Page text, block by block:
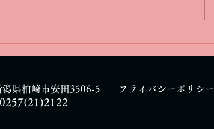
県柏崎市安田3506-5
257(21)2122
​プライバシーポリシー